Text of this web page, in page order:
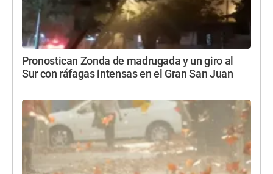
Pronostican Zonda de madrugada y un giro al
Sur con ráfagas intensas en el Gran San Juan